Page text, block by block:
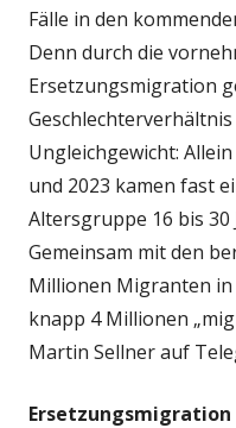
Fälle in den
Denn durch die
Ersetzungsmigration
Ungleichgewicht:
und 2023 kamen fast
Altersgruppe 16 bis 30
Gemeinsam mit den
Millionen Migranten
knapp 4 Millionen
Martin Sellner auf